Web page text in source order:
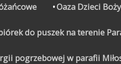
Oaza Dzieci
do puszek na terenie
pogrzebowej w parafii